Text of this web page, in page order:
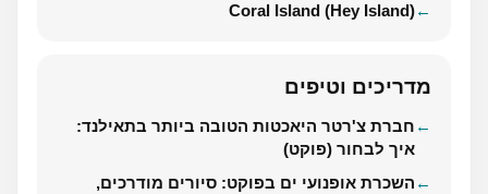
Coral Island (Hey Island)
מדריכים וטיפים
חברת צ'רטר היאכטות הטובה ביותר בתאילנד:
איך לבחור (פוקט)
השכרת אופנועי ים בפוקט: סיורים מודרכים,